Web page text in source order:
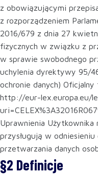
z obowiązującymi
z rozporządzeniem
2016/679 z dnia 27
fizycznych w związku z
w sprawie swobodnego
uchylenia dyrektywy 95/
ochronie danych)
http://eur-lex.europa.eu/
Uprawnienia Użytkownika
przysługują w
przetwarzania danych
§2 Definicje